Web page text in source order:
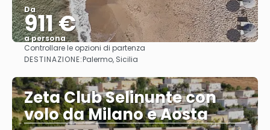
Da
911 €
a persona
Vedere
Controllare le opzioni di partenza
DESTINAZIONE:Palermo, Sicilia
Zeta Club Selinunte con
volo da Milano e Aosta